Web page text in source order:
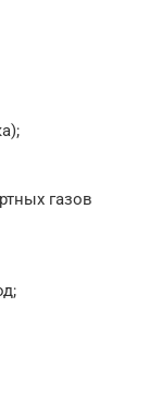
газов